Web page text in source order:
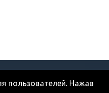
пользователей. Нажав